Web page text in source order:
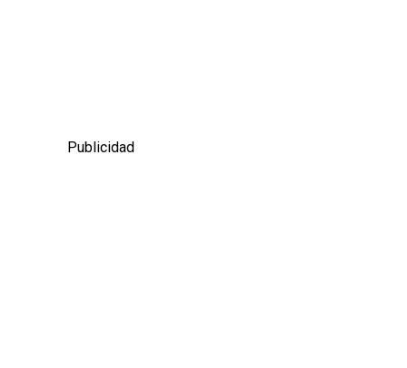
Publicidad